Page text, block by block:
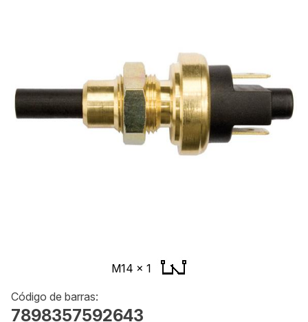
M14 x 1
Código de barras:
7898357592643